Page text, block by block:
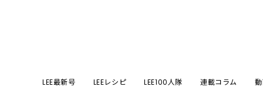
LEE最新号 LEEレシピ LEE100人隊 連載コラム